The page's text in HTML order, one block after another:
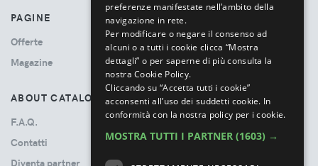
PAGINE
Offerte
Magazine
ABOUT CATALOVE
F.A.Q.
Contatti
Diventa partner
preferenze manifestate nell’ambito della
navigazione in rete.
Per modificare o negare il consenso ad
alcuni o a tutti i cookie clicca “Mostra
dettagli” o per saperne di più consulta la
nostra Cookie Policy.
Cliccando su “Accetta tutti i cookie”
acconsenti all’uso dei suddetti cookie. In
conformità con la nostra policy per i cookie.
MOSTRA TUTTI I PARTNER (1603) →